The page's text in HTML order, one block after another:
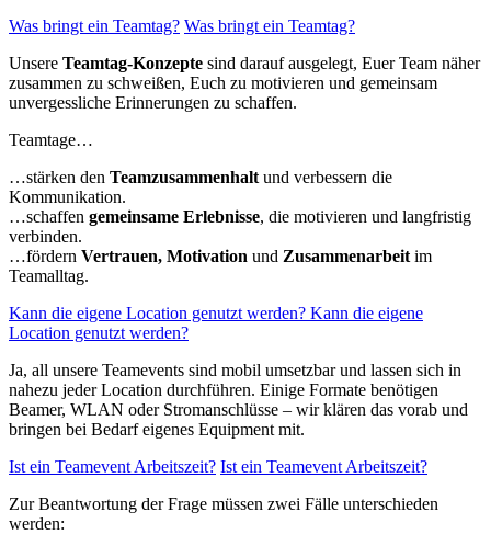
Was bringt ein Teamtag? Was bringt ein Teamtag?
Unsere Teamtag-Konzepte sind darauf ausgelegt, Euer Team näher
zusammen zu schweißen, Euch zu motivieren und gemeinsam
unvergessliche Erinnerungen zu schaffen.
Teamtage…
…stärken den Teamzusammenhalt und verbessern die
Kommunikation.
…schaffen gemeinsame Erlebnisse, die motivieren und langfristig
verbinden.
…fördern Vertrauen, Motivation und Zusammenarbeit im
Teamalltag.
Kann die eigene Location genutzt werden? Kann die eigene
Location genutzt werden?
Ja, all unsere Teamevents sind mobil umsetzbar und lassen sich in
nahezu jeder Location durchführen. Einige Formate benötigen
Beamer, WLAN oder Stromanschlüsse – wir klären das vorab und
bringen bei Bedarf eigenes Equipment mit.
Ist ein Teamevent Arbeitszeit? Ist ein Teamevent Arbeitszeit?
Zur Beantwortung der Frage müssen zwei Fälle unterschieden
werden: